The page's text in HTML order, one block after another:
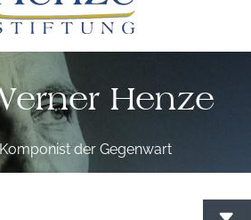
Henze
der Gegenwart